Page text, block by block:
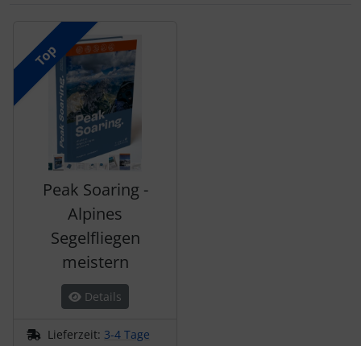
Es folgt ein Produktslider - navigieren Sie mit der Tab-
Top
Peak Soaring -
Alpines
Segelfliegen
meistern
Details
Lieferzeit: 3-4 Tage